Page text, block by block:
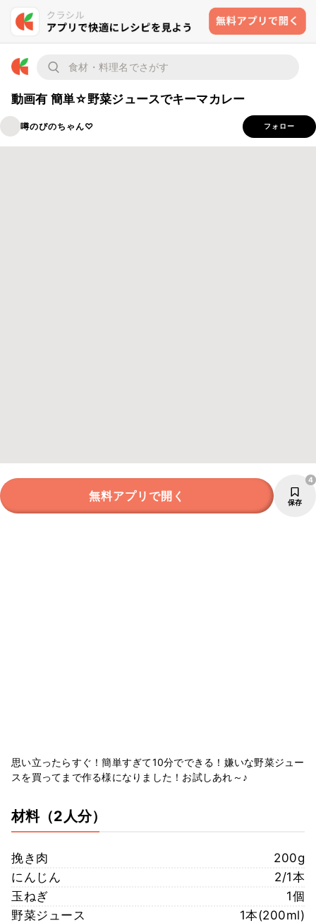
動画有 簡単☆野菜ジュースでキーマカレー
噂のぴのちゃん♡ フォロー
無料アプリで開く 保存
4
思い立ったらすぐ！簡単すぎて10分でできる！嫌いな野菜ジュー
スを買ってまで作る様になりました！お試しあれ～♪
材料（2人分）
挽き肉
200g
にんじん
2/1本
玉ねぎ
1個
野菜ジュース
1本(200ml)